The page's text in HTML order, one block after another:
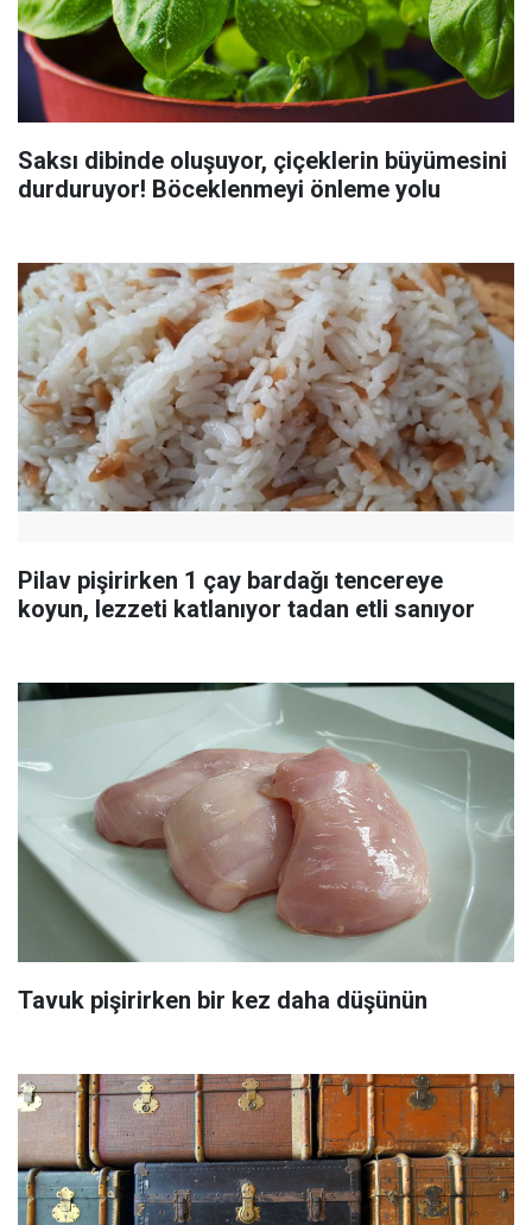
Saksı dibinde oluşuyor, çiçeklerin büyümesini
durduruyor! Böceklenmeyi önleme yolu
Pilav pişirirken 1 çay bardağı tencereye
koyun, lezzeti katlanıyor tadan etli sanıyor
Tavuk pişirirken bir kez daha düşünün